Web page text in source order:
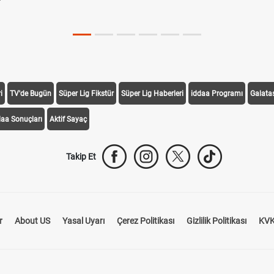
TV'de Bugün Süper Lig Fikstür Süper Lig Haberleri iddaa Programı
Sonuçları Aktif Sayaç
Takip Et
About US Yasal Uyarı Çerez Politikası Gizlilik Politikası